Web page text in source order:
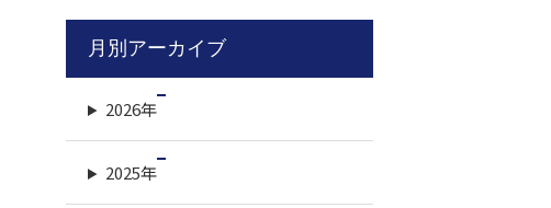
月別アーカイブ
2026年
2025年